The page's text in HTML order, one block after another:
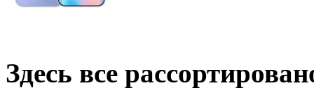
Здесь все